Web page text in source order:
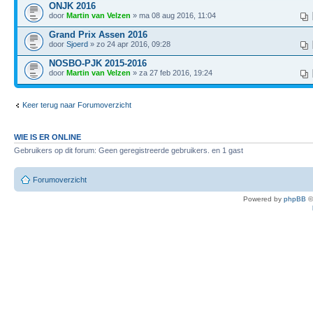
ONJK 2016
door Martin van Velzen » ma 08 aug 2016, 11:04
Grand Prix Assen 2016
door Sjoerd » zo 24 apr 2016, 09:28
NOSBO-PJK 2015-2016
door Martin van Velzen » za 27 feb 2016, 19:24
Keer terug naar Forumoverzicht
WIE IS ER ONLINE
Gebruikers op dit forum: Geen geregistreerde gebruikers. en 1 gast
Forumoverzicht
Powered by phpBB